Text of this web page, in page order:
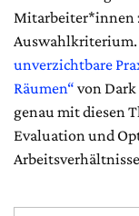
Mitarbeiter*innen
Auswahlkriterium.
unverzichtbare
Räumen“ von
genau mit diesen
Evaluation und